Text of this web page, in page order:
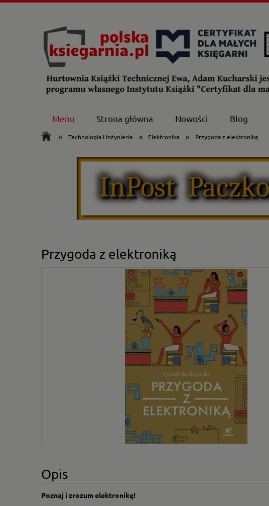
Menu Strona główna Nowości Blog
» Technologia I Inżynieria » Elektronika » Przygoda z elektroniką
Przygoda z elektroniką
Opis
Poznaj i zrozum elektronikę!